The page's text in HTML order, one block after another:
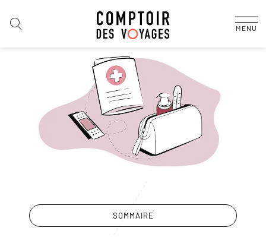
MENU
SOMMAIRE